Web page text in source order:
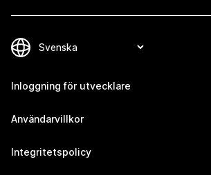
Inloggning för utvecklare
Användarvillkor
Integritetspolicy